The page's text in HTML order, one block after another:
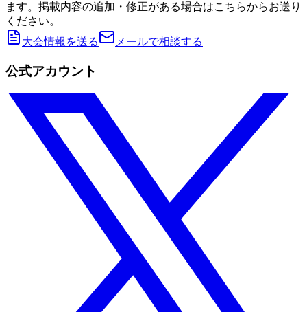
ます。掲載内容の追加・修正がある場合はこちらからお送り
ください。
大会情報を送る
メールで相談する
公式アカウント